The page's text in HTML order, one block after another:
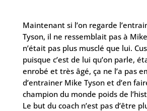
Maintenant si l’on regarde
Tyson, il ne ressemblait pas à
n’était pas plus musclé que lui.
puisque c’est de lui qu’on parle,
enrobé et très âgé, ça ne l’a pas
d’entrainer Mike Tyson et d’en
champion du monde poids de
Le but du coach n’est pas d’être